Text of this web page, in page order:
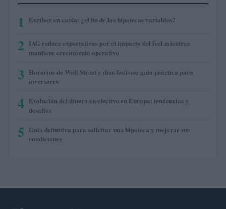
1 Euríbor en caída: ¿el fin de las hipotecas variables?
2 IAG reduce expectativas por el impacto del fuel mientras
mantiene crecimiento operativo
3 Horarios de Wall Street y días festivos: guía práctica para
inversores
4 Evolución del dinero en efectivo en Europa: tendencias y
desafíos
5 Guía definitiva para solicitar una hipoteca y mejorar sus
condiciones